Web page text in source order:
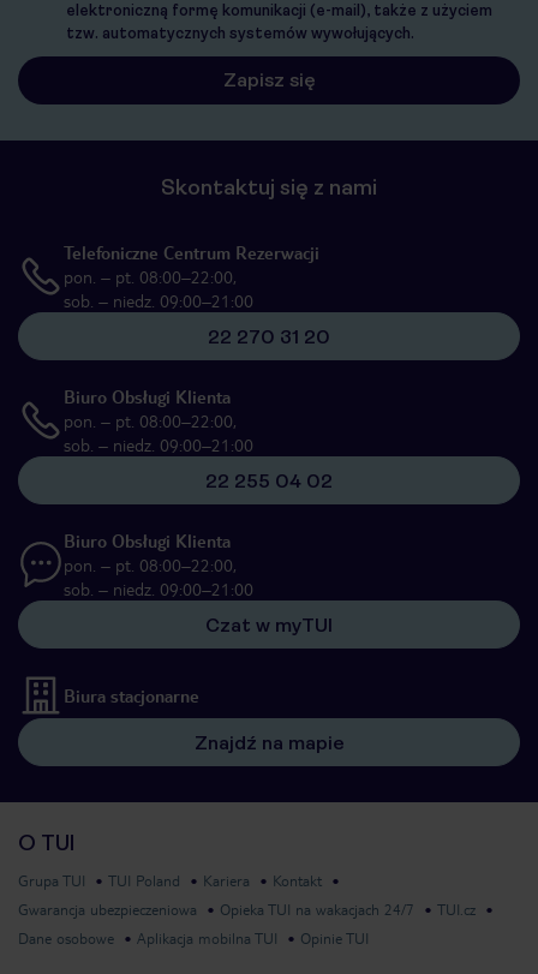
elektroniczną formę komunikacji (e-mail), także z użyciem
tzw. automatycznych systemów wywołujących.
Skontaktuj się z nami
Telefoniczne Centrum Rezerwacji
pon. – pt. 08:00–22:00,
sob. – niedz. 09:00–21:00
22 270 31 20
Biuro Obsługi Klienta
pon. – pt. 08:00–22:00,
sob. – niedz. 09:00–21:00
22 255 04 02
Biuro Obsługi Klienta
pon. – pt. 08:00–22:00,
sob. – niedz. 09:00–21:00
Czat w myTUI
Biura stacjonarne
Znajdź na mapie
O TUI
Grupa TUI TUI Poland Kariera
Kontakt
Gwarancja ubezpieczeniowa
Opieka TUI na wakacjach 24/7
TUI.cz
Dane osobowe
Aplikacja mobilna TUI Opinie TUI